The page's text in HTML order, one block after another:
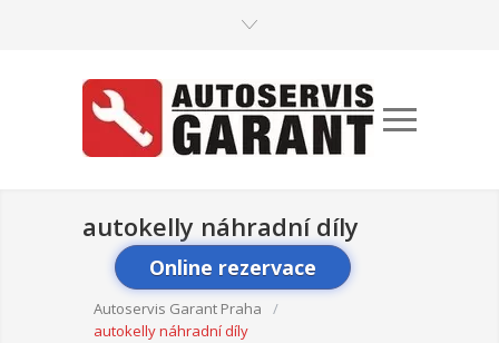
autokelly náhradní díly
Online rezervace
Autoservis Garant Praha
/
autokelly náhradní díly